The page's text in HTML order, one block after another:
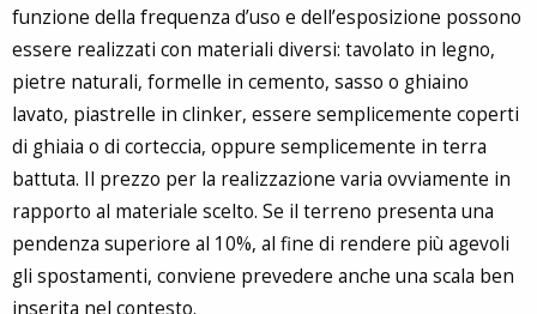
funzione della frequenza d’uso e dell’esposizione possono
essere realizzati con materiali diversi: tavolato in legno,
pietre naturali, formelle in cemento, sasso o ghiaino
lavato, piastrelle in clinker, essere semplicemente coperti
di ghiaia o di corteccia, oppure semplicemente in terra
battuta. Il prezzo per la realizzazione varia ovviamente in
rapporto al materiale scelto. Se il terreno presenta una
pendenza superiore al 10%, al fine di rendere più agevoli
gli spostamenti, conviene prevedere anche una scala ben
inserita nel contesto.